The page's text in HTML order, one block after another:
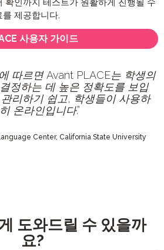
확인까지 테스트가 원활하게 진행될 수
제공합니다.
사용자 가이드
따르면 Avant PLACE는 학생의
정하는 데 높은 정확도를 보입
리하기 쉽고, 학생들이 사용하
온라인입니다.
Center, California State University
도와드릴 수 있을까
요?